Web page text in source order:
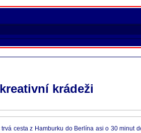
krádeži
cesta z Hamburku do Berlína asi o 30 minut